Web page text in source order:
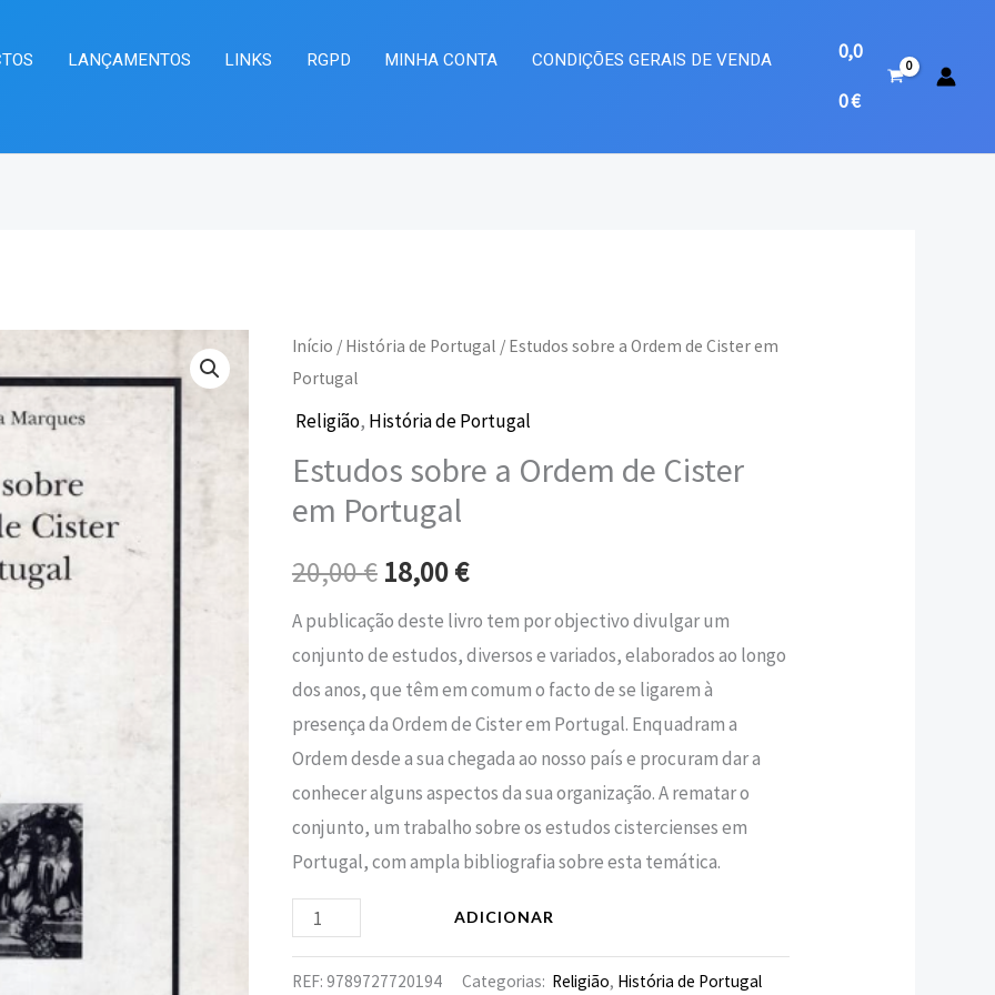
LANÇAMENTOS LINKS RGPD MINHA CONTA
CONDIÇÕES GERAIS DE VENDA
0,0
0€
Início / História de Portugal / Estudos sobre a Ordem de Cister em
Portugal
Religião, História de Portugal
Estudos sobre a Ordem de Cister
em Portugal
20,00€
O
preço
original
era:
20,00 €.
18,00€
O
preço
atual
18,00 €.
A publicação deste livro tem por objectivo divulgar um
conjunto de estudos, diversos e variados, elaborados ao longo
dos anos, que têm em comum o facto de se ligarem à
presença da Ordem de Cister em Portugal. Enquadram a
Ordem desde a sua chegada ao nosso país e procuram dar a
conhecer alguns aspectos da sua organização. A rematar o
conjunto, um trabalho sobre os estudos cistercienses em
Portugal, com ampla bibliografia sobre esta temática.
Quantidade
de
Estudos
a
Ordem
Cister
em
Portugal
ADICIONAR
REF: 9789727720194 Categorias: Religião, História de Portugal